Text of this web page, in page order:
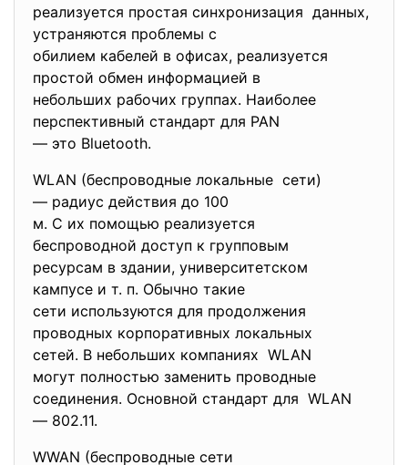
реализуется простая синхронизация данных,
устраняются проблемы с
обилием кабелей в офисах, реализуется
простой обмен информацией в
небольших рабочих группах. Наиболее
перспективный стандарт для PAN
— это Bluetooth.
WLAN (беспроводные локальные сети)
— радиус действия до 100
м. С их помощью реализуется
беспроводной доступ к групповым
ресурсам в здании, университетском
кампусе и т. п. Обычно такие
сети используются для продолжения
проводных корпоративных локальных
сетей. В небольших компаниях WLAN
могут полностью заменить проводные
соединения. Основной стандарт для WLAN
— 802.11.
WWAN (беспроводные сети